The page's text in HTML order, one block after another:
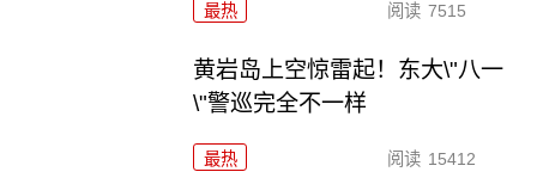
最热 阅读 7515
黄岩岛上空惊雷起！东大\"八一
\"警巡完全不一样
最热 阅读 15412